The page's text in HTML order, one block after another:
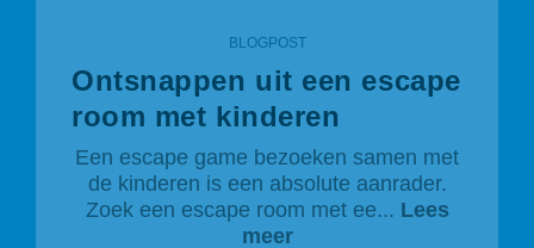
BLOGPOST
Ontsnappen uit een escape
room met kinderen
Een escape game bezoeken samen met
de kinderen is een absolute aanrader.
Zoek een escape room met ee... Lees
meer